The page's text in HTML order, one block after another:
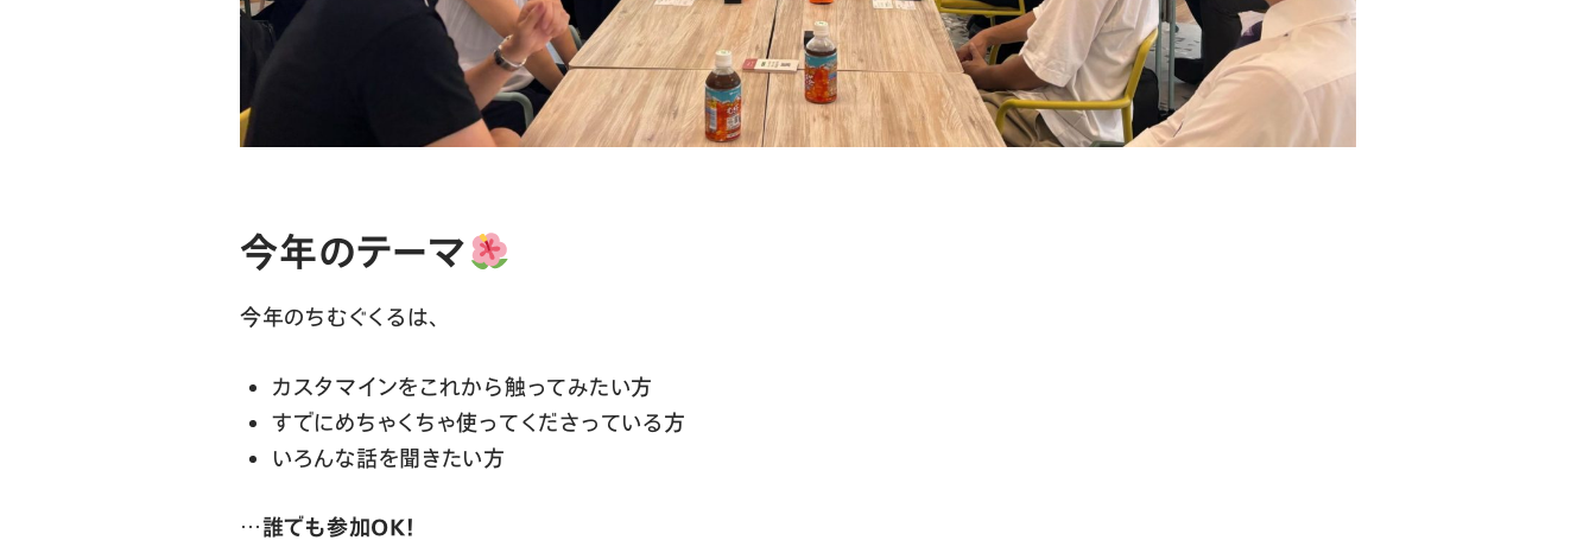
今年のテーマ
今年のちむぐくるは、
カスタマインをこれから触ってみたい方
すでにめちゃくちゃ使ってくださっている方
いろんな話を聞きたい方
…誰でも参加OK！